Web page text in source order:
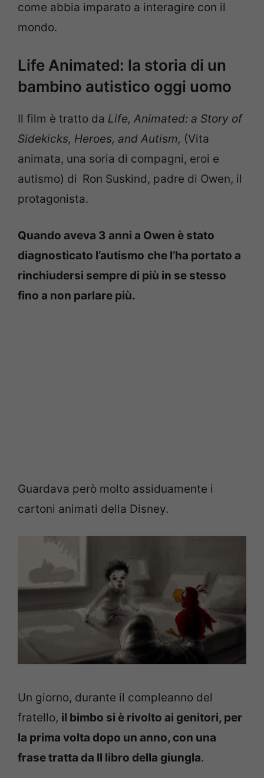
come abbia imparato a interagire con il
mondo.
Life Animated: la storia di un
bambino autistico oggi uomo
Il film è tratto da Life, Animated: a Story of
Sidekicks, Heroes, and Autism, (Vita
animata, una soria di compagni, eroi e
autismo) di Ron Suskind, padre di Owen, il
protagonista.
Quando aveva 3 anni a Owen è stato
diagnosticato l’autismo che l’ha portato a
rinchiudersi sempre di più in se stesso
fino a non parlare più.
Guardava però molto assiduamente i
cartoni animati della Disney.
Un giorno, durante il compleanno del
fratello, il bimbo si è rivolto ai genitori, per
la prima volta dopo un anno, con una
frase tratta da Il libro della giungla.